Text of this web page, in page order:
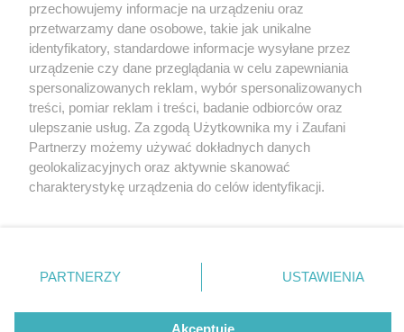
3 / 0
Nie zapomnij
zapoznać się z:
polityką prywatności regulamin korzystania z portali
Twojemiasto
Piekary Śląskie
Chorzów
Tarnowskie Góry
Gliwice
Skontakuj sięz nami
Kontakt
Wydawca
Redakcja
przechowujemy informacje na urządzeniu oraz
przetwarzamy dane osobowe, takie jak unikalne
identyfikatory, standardowe informacje wysyłane przez
urządzenie czy dane przeglądania w celu zapewniania
spersonalizowanych reklam, wybór spersonalizowanych
treści, pomiar reklam i treści, badanie odbiorców oraz
ulepszanie usług. Za zgodą Użytkownika my i Zaufani
Partnerzy możemy używać dokładnych danych
geolokalizacyjnych oraz aktywnie skanować
charakterystykę urządzenia do celów identyfikacji.
zmienić/wycofać klikając przycisk ustawień prywatności
znajdujący się w lewym dolnym rogu strony
rodzaje przetwarzania danych nie wymagają zgody
użytkownika, ale masz prawo sprzeciwić się takiemu
PARTNERZY USTAWIENIA
Akceptuję